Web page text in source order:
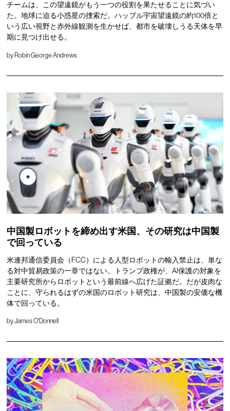
チームは、この望遠鏡がもう一つの役割を果たせることに気づい
た。地球に迫る小惑星の捜索だ。ハッブル宇宙望遠鏡の約100倍と
いう広い視野と赤外線観測を生かせば、都市を破壊しうる天体を早
期に見つけ出せる。
by Robin George Andrews
中国製ロボットを締め出す米国、その研究は中国製
で回っている
米連邦通信委員会（FCC）による人型ロボットの輸入禁止は、単な
る対中貿易政策の一章ではない。トランプ政権が、AI保護の対象を
主要研究所からロボットという最前線へ広げた証拠だ。だが皮肉な
ことに、守られるはずの米国のロボット研究は、中国製の安価な機
体で回っている。
byJames O'Donnell